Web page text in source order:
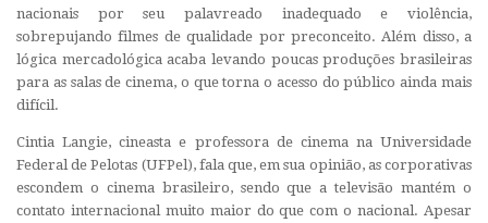
nacionais por seu palavreado inadequado e violência,
sobrepujando filmes de qualidade por preconceito. Além disso, a
lógica mercadológica acaba levando poucas produções brasileiras
para as salas de cinema, o que torna o acesso do público ainda mais
difícil.
Cintia Langie, cineasta e professora de cinema na Universidade
Federal de Pelotas (UFPel), fala que, em sua opinião, as corporativas
escondem o cinema brasileiro, sendo que a televisão mantém o
contato internacional muito maior do que com o nacional. Apesar